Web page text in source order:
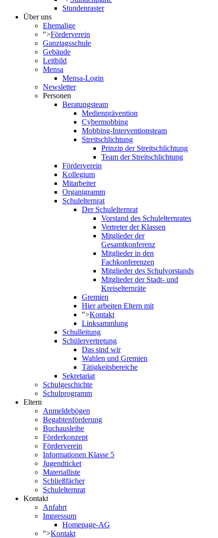
Stundenraster
Über uns
Ehemalige
">Förderverein
Ganztagsschule
Gebäude
Leitbild
Mensa
Mensa-Login
Newsletter
Personen
Beratungsteam
Medienprävention
Cybermobbing
Mobbing-Interventionsteam
Streitschlichtung
Prinzip der Streitschlichtung
Team der Streitschlichtung
Förderverein
Kollegium
Mitarbeiter
Organigramm
Schulelternrat
Der Schulelternrat
Vorstand des Schulelternrates
Vertreter der Klassen
Mitglieder der
Gesamtkonferenz
Mitglieder in den
Fachkonferenzen
Mitglieder des Schulvorstands
Mitglieder der Stadt- und
Kreiselternräte
Gremien
Hier arbeiten Eltern mit
">Kontakt
Linksammlung
Schulleitung
Schülervertretung
Das sind wir
Wahlen und Gremien
Tätigkeitsbereiche
Sekretariat
Schulgeschichte
Schulprogramm
Eltern
Anmeldebögen
Begabtenförderung
Buchausleihe
Förderkonzept
Förderverein
Informationen Klasse 5
Jugendticket
Materialliste
Schließfächer
Schulelternrat
Kontakt
Anfahrt
Impressum
Homepage-AG
">Kontakt